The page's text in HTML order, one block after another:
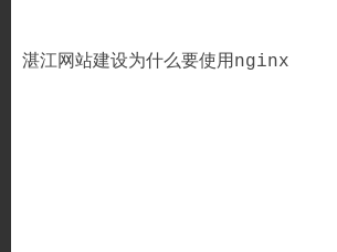
湛江网站建设为什么要使用nginx